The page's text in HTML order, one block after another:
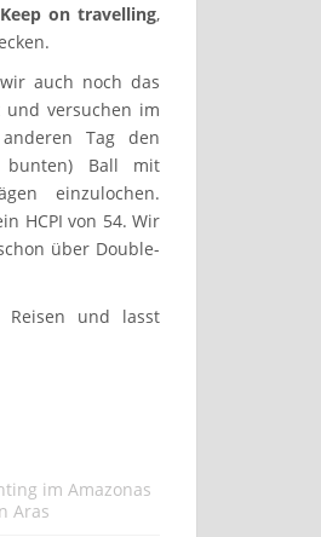
Keep on travelling,
auch noch das
versuchen im
Tag den
bunten) Ball mit
einzulochen.
HCPI von 54. Wir
über Double-
und lasst
im Amazonas
Aras